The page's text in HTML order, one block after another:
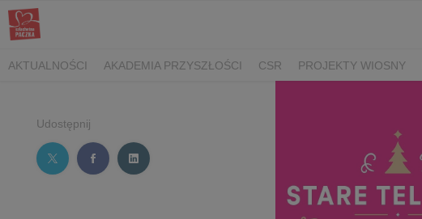
AKTUALNOŚCI AKADEMIA PRZYSZŁOŚCI CSR PROJEKTY WIOSNY
Udostępnij